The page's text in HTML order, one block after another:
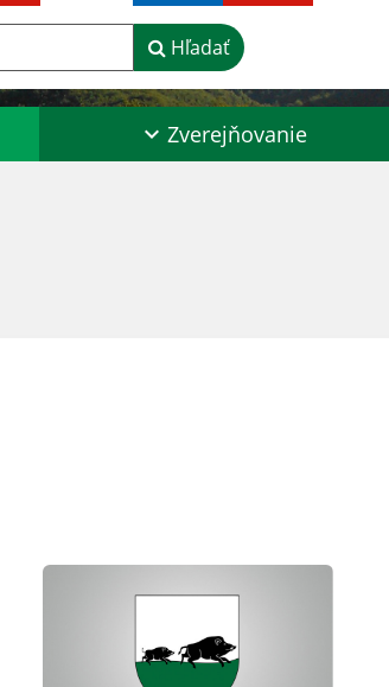
Hľadať
Zverejňovanie